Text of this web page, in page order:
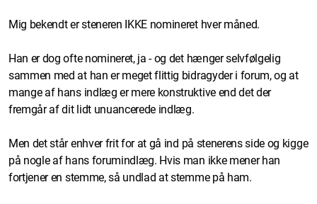
Mig bekendt er steneren IKKE nomineret hver måned.
Han er dog ofte nomineret, ja - og det hænger selvfølgelig
sammen med at han er meget flittig bidragyder i forum, og at
mange af hans indlæg er mere konstruktive end det der
fremgår af dit lidt unuancerede indlæg.
Men det står enhver frit for at gå ind på stenerens side og kigge
på nogle af hans forumindlæg. Hvis man ikke mener han
fortjener en stemme, så undlad at stemme på ham.